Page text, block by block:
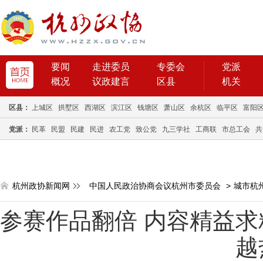
要闻 走进委员
专委会
概况
议政建言 区县
党派
机关
区县： 上城区 拱墅区 西湖区 滨江区 钱塘区 萧山区 余杭区 临平区 富阳
党派： 民革 民盟 民建 民进 农工党 致公党 九三学社 工商联 市总工会
杭州政协新闻网 中国人民政治协商会议杭州市委员会 > 城市杭
参赛作品翻倍 内容精益